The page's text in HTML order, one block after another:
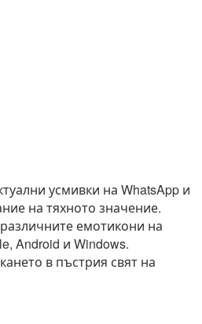
усмивки на WhatsApp и
на тяхното значение.
емотикони на
Android и Windows.
в пъстрия свят на